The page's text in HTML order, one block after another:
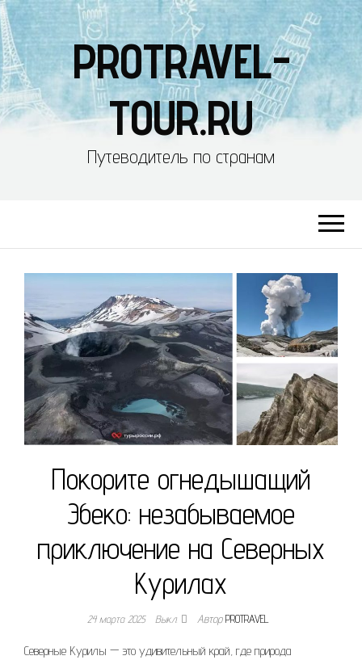
PROTRAVEL-
TOUR.RU
Путеводитель по странам
Покорите огнедышащий
Эбеко: незабываемое
приключение на Северных
Курилах
24 марта 2025 Выкл. АвторPROTRAVEL
Северные Курилы — это удивительный край, где природа